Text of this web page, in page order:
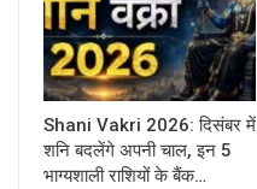
Shani Vakri 2026: दिसंबर में
शनि बदलेंगे अपनी चाल, इन 5
भाग्यशाली राशियों के बैंक…